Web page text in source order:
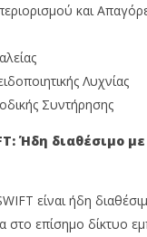
και
Λυχνίας
Συντήρησης
Ήδη διαθέσιμο
είναι ήδη
στο επίσημο δίκτυο